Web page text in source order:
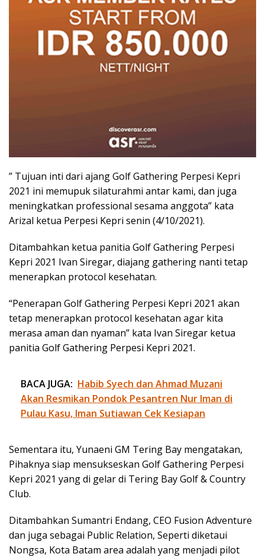
” Tujuan inti dari ajang Golf Gathering Perpesi Kepri
2021 ini memupuk silaturahmi antar kami, dan juga
meningkatkan professional sesama anggota” kata
Arizal ketua Perpesi Kepri senin (4/10/2021).
Ditambahkan ketua panitia Golf Gathering Perpesi
Kepri 2021 Ivan Siregar, diajang gathering nanti tetap
menerapkan protocol kesehatan.
“Penerapan Golf Gathering Perpesi Kepri 2021 akan
tetap menerapkan protocol kesehatan agar kita
merasa aman dan nyaman” kata Ivan Siregar ketua
panitia Golf Gathering Perpesi Kepri 2021.
BACA JUGA: Habib Syech dan Ahmad Muzani
Akan Resmikan Pondok Pesantren Nur Iman di
Pulau Kasu, Iman Sutiawan Cek Kesiapan
Sementara itu, Yunaeni GM Tering Bay mengatakan,
Pihaknya siap mensukseskan Golf Gathering Perpesi
Kepri 2021 yang di gelar di Tering Bay Golf & Country
Club.
Ditambahkan Sumantri Endang, CEO Fusion Adventure
dan juga sebagai Public Relation, Seperti diketaui
Nongsa, Kota Batam area adalah yang menjadi pilot